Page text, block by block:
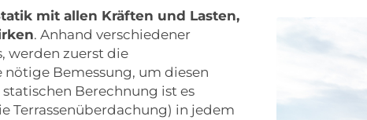
mit allen Kräften und Lasten,
. Anhand verschiedener
werden zuerst die
Bemessung, um diesen
Berechnung ist es
Terrassenüberdachung) in jedem